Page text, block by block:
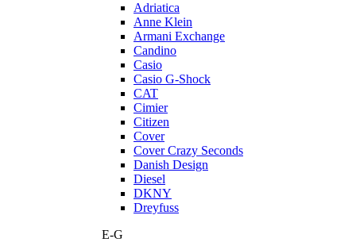
Adriatica
Anne Klein
Armani Exchange
Candino
Casio
Casio G-Shock
CAT
Cimier
Citizen
Cover
Cover Crazy Seconds
Danish Design
Diesel
DKNY
Dreyfuss
E-G